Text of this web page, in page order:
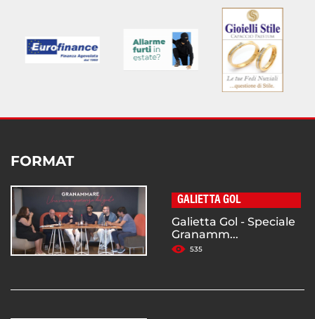
FORMAT
GALIETTA GOL
Galietta Gol - Speciale
Granamm...
535